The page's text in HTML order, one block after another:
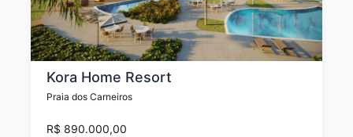
Kora Home Resort
Praia dos Carneiros
R$ 890.000,00